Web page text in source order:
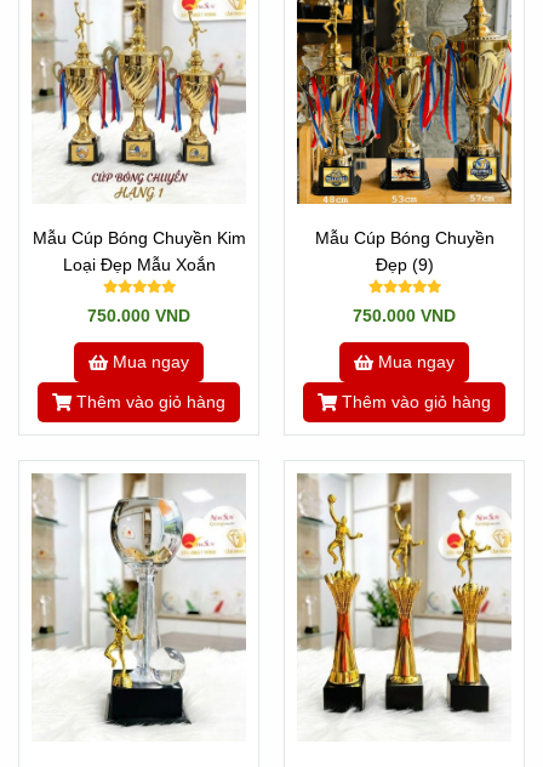
chuyền phù hợp ngân sách.
2. Chốt kích thước, thiết kế maquette nội dung in/khắc
miễn phí.
3. Tiến hành gọt giũa, in khắc tỉ mỉ bằng công nghệ
hiện đại.
4. Kiểm tra chất lượng khắt khe và giao hàng tận nơi
trên toàn quốc.
QuayVề trang chủ
Newsun Tân Nhật Minh
Hotline: Zalo 0909491080 / 0901400018 /
0901460008
Mẫu Cúp Bóng Chuyền Kim
Loại Đẹp Mẫu Xoắn
750.000 VND
Mua ngay
Thêm vào giỏ hàng
Mẫu Cúp Bóng Chuyền
Đẹp (9)
750.000 VND
Mua ngay
Thêm vào giỏ hàng